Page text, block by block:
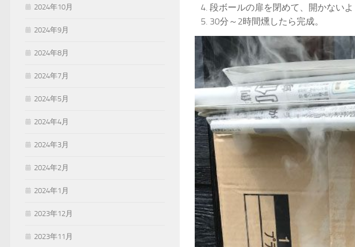
段ボールの扉を閉めて、開かない
30分～2時間燻したら完成。
2024年10月
2024年9月
2024年8月
2024年7月
2024年5月
2024年4月
2024年3月
2024年2月
2024年1月
2023年12月
2023年11月